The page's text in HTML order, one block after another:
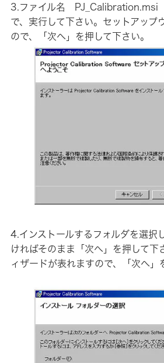
3.ファイル名 PJ_Calibration.msi
で、実行して下さい。セットアップ
ので、「次へ」を押して下さい。
4.インストールするフォルダを選択
ければそのまま「次へ」を押して下
ィザードが表れますので、「次へ」